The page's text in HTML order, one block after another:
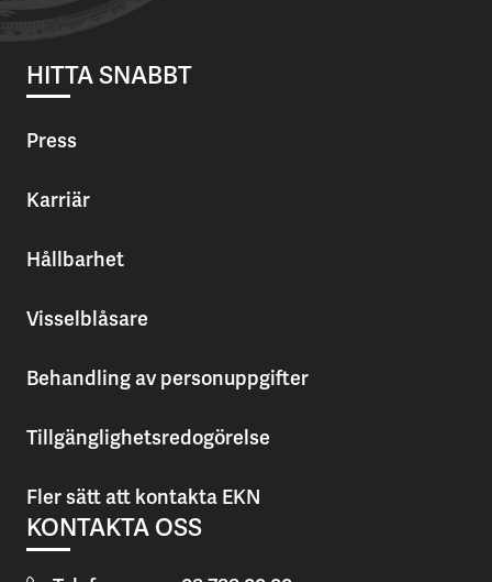
HITTA SNABBT
Press
Karriär
Hållbarhet
Visselblåsare
Behandling av personuppgifter
Tillgänglighetsredogörelse
Fler sätt att kontakta EKN
KONTAKTA OSS